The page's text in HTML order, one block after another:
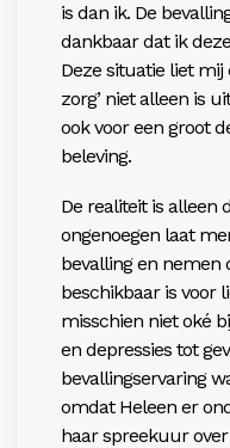
is dan ik. De
dankbaar dat ik
Deze situatie liet mij
zorg’ niet alleen is
ook voor een groot
beleving.
De realiteit is alleen
ongenoegen laat
bevalling en nemen
beschikbaar is voor
misschien niet oké
en depressies tot
bevallingservaring
omdat Heleen er
haar spreekuur